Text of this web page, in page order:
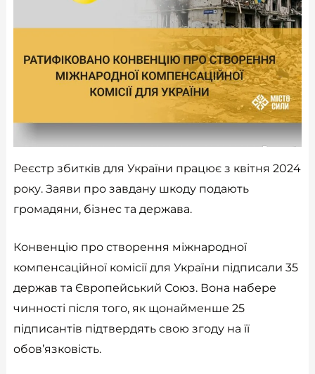
Реєстр збитків для України працює з квітня 2024
року. Заяви про завдану шкоду подають
громадяни, бізнес та держава.
Конвенцію про створення міжнародної
компенсаційної комісії для України підписали 35
держав та Європейський Союз. Вона набере
чинності після того, як щонайменше 25
підписантів підтвердять свою згоду на її
обов’язковість.